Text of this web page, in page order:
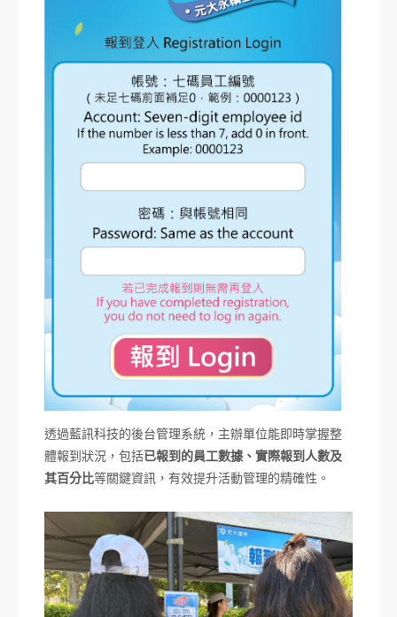
透過藍訊科技的後台管理系統，主辦單位能即時掌握整
體報到狀況，包括已報到的員工數據、實際報到人數及
其百分比等關鍵資訊，有效提升活動管理的精確性。